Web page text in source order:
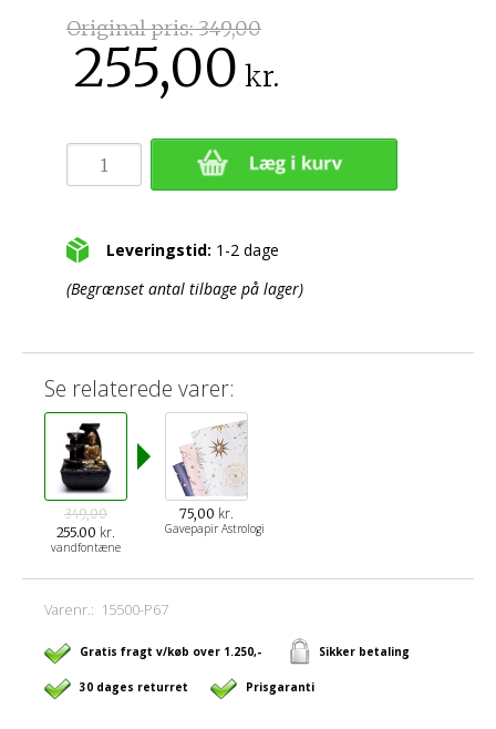
Original pris:349,00
255,00 kr.
Leveringstid: 1-2 dage
(Begrænset antal tilbage på lager)
Se relaterede varer:
349,00
255.00 kr.
vandfontæne
75,00 kr.
Gavepapir Astrologi
Varenr.: 15500-P67
Gratis fragt v/køb over 1.250,- Sikker betaling
30 dages returret Prisgaranti